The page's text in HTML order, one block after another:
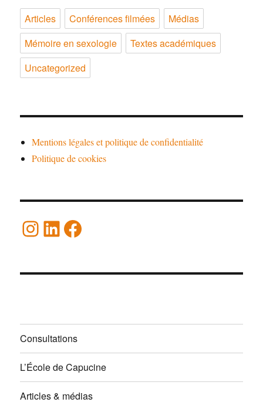
Articles Conférences filmées
Médias
Mémoire en sexologie
Textes académiques
Uncategorized
Mentions légales et politique de confidentialité
Politique de cookies
Instagram
LinkedIn
Facebook
Consultations
L’École de Capucine
Articles & médias